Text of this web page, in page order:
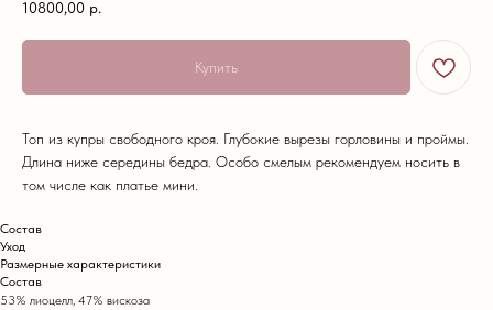
10800,00 р.
Купить
Топ из купры свободного кроя. Глубокие вырезы горловины и проймы.
Длина ниже середины бедра. Особо смелым рекомендуем носить в
том числе как платье мини.
Состав
Уход
Размерные характеристики
Состав
53% лиоцелл, 47% вискоза